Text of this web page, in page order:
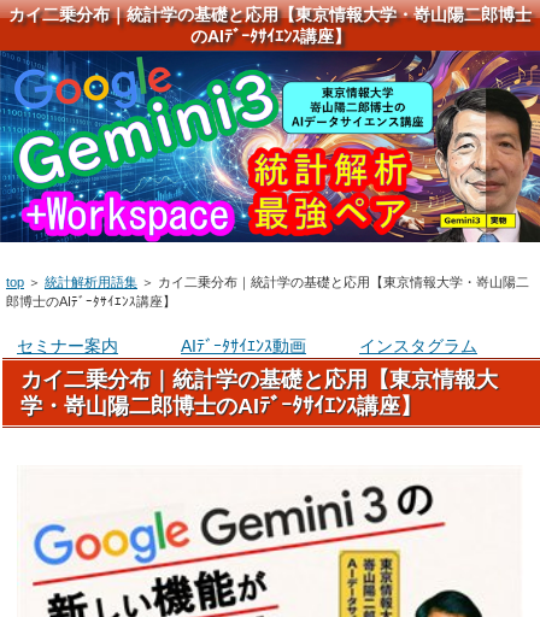
カイ二乗分布｜統計学の基礎と応用【東京情報大学・嵜山陽二郎博士
のAIﾃﾞｰﾀｻｲｴﾝｽ講座】
top ＞ 統計解析用語集 ＞ カイ二乗分布｜統計学の基礎と応用【東京情報大学・嵜山陽二
郎博士のAIﾃﾞｰﾀｻｲｴﾝｽ講座】
セミナー案内 AIﾃﾞｰﾀｻｲｴﾝｽ動画 インスタグラム
カイ二乗分布｜統計学の基礎と応用【東京情報大
学・嵜山陽二郎博士のAIﾃﾞｰﾀｻｲｴﾝｽ講座】